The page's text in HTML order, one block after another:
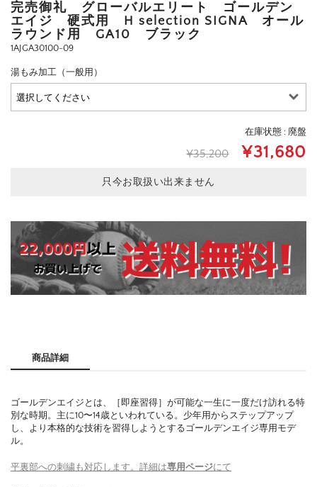
完売御礼 グローバルエリート ゴールデン
エイジ 硬式用 H selection SIGNA オール
ラウンド用 GA10 ブラック
1AJGA30100-09
湯もみ加工（一般用）
在庫状態 : 廃盤
¥35,200 ¥31,680
只今お取扱い出来ません
商品詳細
ゴールデンエイジとは、［即座習得］が可能な一生に一度だけ訪れる特
別な時期。主に10〜14歳といわれている。少年用からステップアップ
し、より本格的な技術を習得しようとするゴールデンエイジ専用モデ
ル。
平裏部への刺繍も対応します。詳細は専用ページにて